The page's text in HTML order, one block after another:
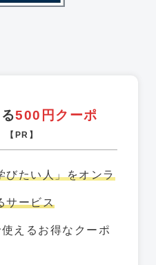
500円クーポ
【PR】
びたい人」をオンラ
サービス
使えるお得なクーポ